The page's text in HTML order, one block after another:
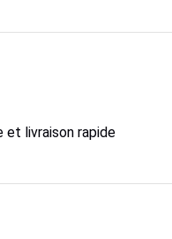
et livraison rapide